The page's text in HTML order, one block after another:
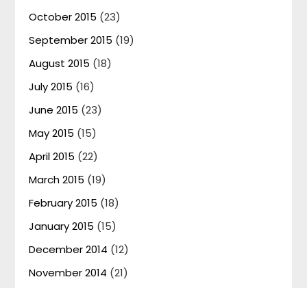
October 2015 (23)
September 2015 (19)
August 2015 (18)
July 2015 (16)
June 2015 (23)
May 2015 (15)
April 2015 (22)
March 2015 (19)
February 2015 (18)
January 2015 (15)
December 2014 (12)
November 2014 (21)